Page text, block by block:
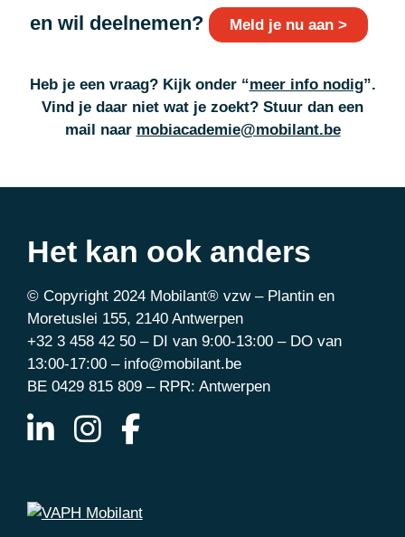
en wil deelnemen?
Meld je nu aan >
Heb je een vraag? Kijk onder “meer info nodig”.
Vind je daar niet wat je zoekt? Stuur dan een
mail naar mobiacademie@mobilant.be
Het kan ook anders
© Copyright 2024 Mobilant® vzw – Plantin en
Moretuslei 155, 2140 Antwerpen
+32 3 458 42 50 – DI van 9:00-13:00 – DO van
13:00-17:00 – info@mobilant.be
BE 0429 815 809 – RPR: Antwerpen